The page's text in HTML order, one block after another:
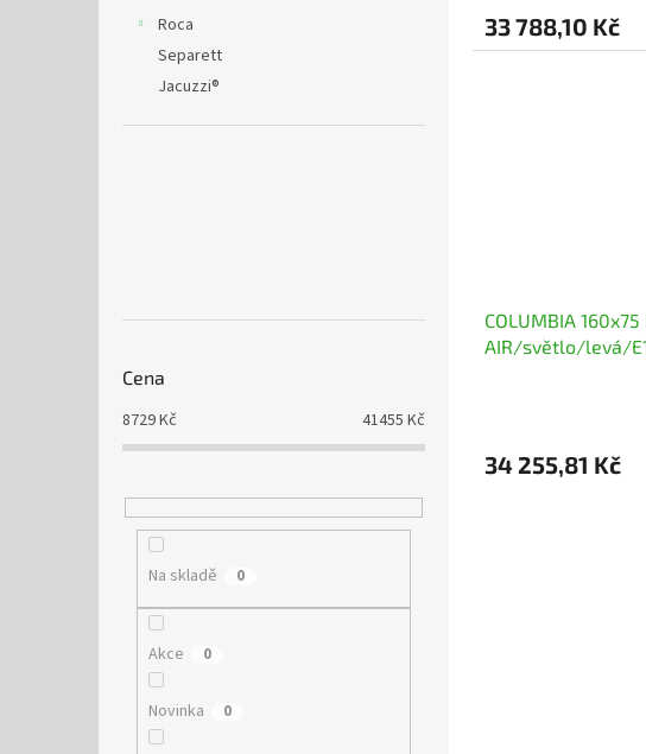
Roca
Separett
Jacuzzi®
Cena
8729Kč 41455 Kč
Na skladě 0
Akce 0
Novinka 0
33 788,10 Kč
COLUMBIA
AIR/světlo/levá/
34 255,81 Kč